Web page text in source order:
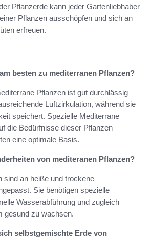
Pflanzerde kann jeder Gartenliebhaber
Pflanzen ausschöpfen und sich an
erfreuen.
besten zu mediterranen Pflanzen?
Pflanzen ist gut durchlässig
Luftzirkulation, während sie
speichert. Spezielle Mediterrane
die Bedürfnisse dieser Pflanzen
eine optimale Basis.
von mediteranen Pflanzen?
sind an heiße und trockene
Sie benötigen spezielle
Wasserabführung und zugleich
gesund zu wachsen.
selbstgemischte Erde von